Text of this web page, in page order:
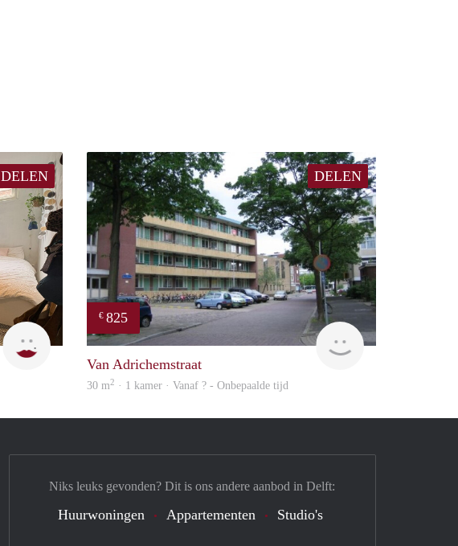
DELEN
Kyra
DELEN
€ 825
rent
Van Adrichemstraat
30 m2 · 1 kamer · Vanaf ? - Onbepaalde tijd
Niks leuks gevonden? Dit is ons andere aanbod in Delft:
Huurwoningen Appartementen Studio's